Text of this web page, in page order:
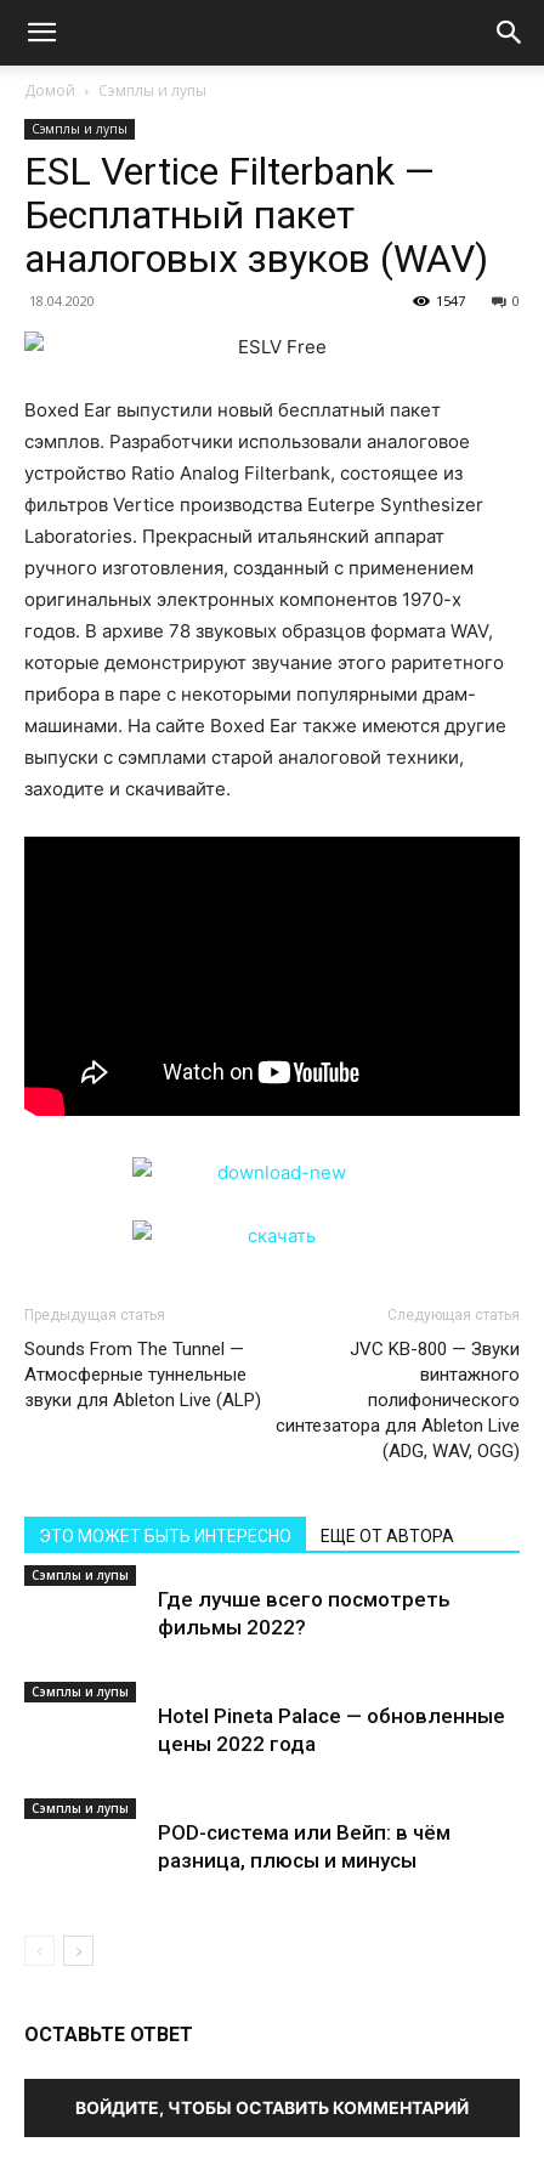
Домой Сэмплы и лупы
Сэмплы и лупы
ESL Vertice Filterbank —
Бесплатный пакет
аналоговых звуков (WAV)
18.04.2020 0
1547
Boxed Ear выпустили новый бесплатный пакет
сэмплов. Разработчики использовали аналоговое
устройство Ratio Analog Filterbank, состоящее из
фильтров Vertice производства Euterpe Synthesizer
Laboratories. Прекрасный итальянский аппарат
ручного изготовления, созданный с применением
оригинальных электронных компонентов 1970-х
годов. В архиве 78 звуковых образцов формата WAV,
которые демонстрируют звучание этого раритетного
прибора в паре с некоторыми популярными драм-
машинами. На сайте Boxed Ear также имеются другие
выпуски с сэмплами старой аналоговой техники,
заходите и скачивайте.
Предыдущая статья
Sounds From The Tunnel —
Атмосферные туннельные
звуки для Ableton Live (ALP)
Следующая статья
JVC KB-800 — Звуки
винтажного
полифонического
синтезатора для Ableton Live
(ADG, WAV, OGG)
ЭТО МОЖЕТ БЫТЬ ИНТЕРЕСНО ЕЩЕ ОТ АВТОРА
Сэмплы и лупы
Где лучше всего посмотреть
фильмы 2022?
Сэмплы и лупы
Hotel Pineta Palace — обновленные
цены 2022 года
Сэмплы и лупы
POD-система или Вейп: в чём
разница, плюсы и минусы
ОСТАВЬТЕ ОТВЕТ
ВОЙДИТЕ, ЧТОБЫ ОСТАВИТЬ КОММЕНТАРИЙ